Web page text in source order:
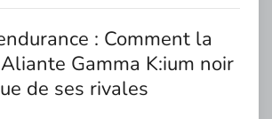
: Comment la
Gamma K:ium noir
de ses rivales